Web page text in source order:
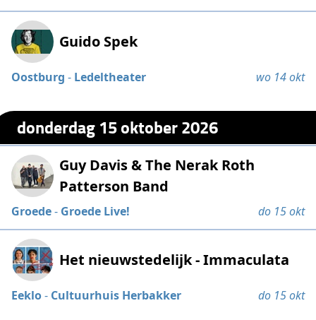
Guido Spek
Oostburg - Ledeltheater wo 14 okt
donderdag 15 oktober 2026
Guy Davis & The Nerak Roth
Patterson Band
Groede- Groede Live! do 15 okt
Het nieuwstedelijk - Immaculata
Eeklo- Cultuurhuis Herbakker do 15 okt